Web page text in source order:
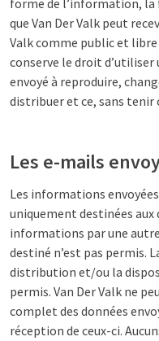
forme de l’information, la
que Van Der Valk peut
Valk comme public et
conserve le droit
envoyé à reproduire,
distribuer et ce, sans tenir
Les e-mails
Les informations
uniquement destinées aux
informations par une
destiné n’est pas permis.
distribution et/ou la
permis. Van Der Valk ne
complet des données
réception de ceux-ci.